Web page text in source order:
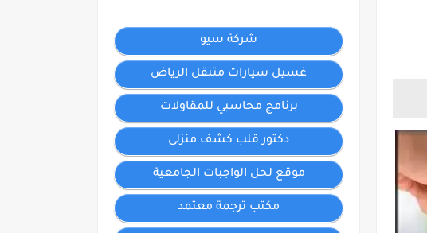
شركة سيو
غسيل سيارات متنقل الرياض
برنامج محاسبي للمقاولات
دكتور قلب كشف منزلى
موقع لحل الواجبات الجامعية
مكتب ترجمة معتمد